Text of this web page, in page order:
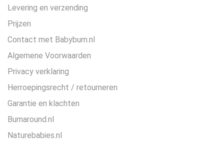
Levering en verzending
Prijzen
Contact met Babybum.nl
Algemene Voorwaarden
Privacy verklaring
Herroepingsrecht / retourneren
Garantie en klachten
Bumaround.nl
Naturebabies.nl